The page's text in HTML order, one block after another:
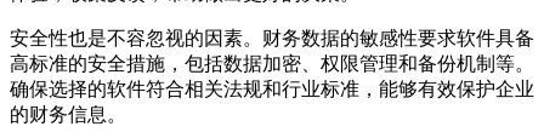
安全性也是不容忽视的因素。财务数据的敏感性要求软件具备
高标准的安全措施，包括数据加密、权限管理和备份机制等。
确保选择的软件符合相关法规和行业标准，能够有效保护企业
的财务信息。